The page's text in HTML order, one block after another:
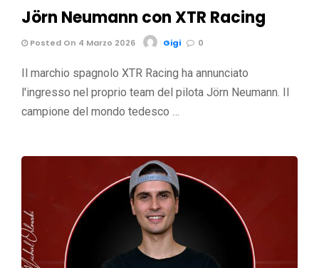
Jörn Neumann con XTR Racing
Posted On 4 Marzo 2026 Gigi 0
Il marchio spagnolo XTR Racing ha annunciato
l'ingresso nel proprio team del pilota Jörn Neumann. Il
campione del mondo tedesco …